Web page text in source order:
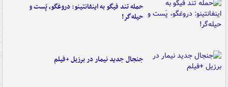
حمله تند فیگو به اینفانتینو: دروغگو، پَست‌ و
حیله‌گر!
جنجال جدید نیمار در برزیل +فیلم